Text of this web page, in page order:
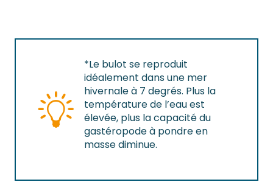
*Le bulot se reproduit
idéalement dans une mer
hivernale à 7 degrés. Plus la
température de l’eau est
élevée, plus la capacité du
gastéropode à pondre en
masse diminue.